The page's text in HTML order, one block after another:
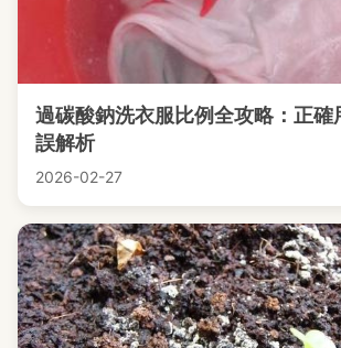
過碳酸鈉洗衣服比例全攻略：正確
誤解析
2026-02-27